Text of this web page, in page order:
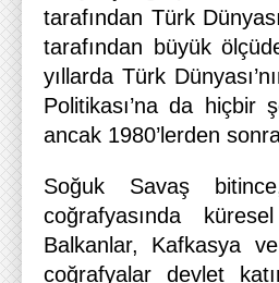
tarafından Türk
tarafından büyük
yıllarda Türk
Politikası’na da hiçbir
ancak 1980’lerden
Soğuk Savaş
coğrafyasında
Balkanlar, Kafkasya
coğrafyalar devlet